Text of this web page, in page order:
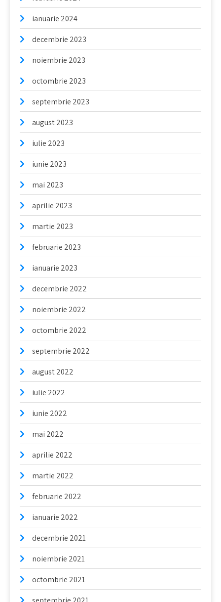
ianuarie 2024
decembrie 2023
noiembrie 2023
octombrie 2023
septembrie 2023
august 2023
iulie 2023
iunie 2023
mai 2023
aprilie 2023
martie 2023
februarie 2023
ianuarie 2023
decembrie 2022
noiembrie 2022
octombrie 2022
septembrie 2022
august 2022
iulie 2022
iunie 2022
mai 2022
aprilie 2022
martie 2022
februarie 2022
ianuarie 2022
decembrie 2021
noiembrie 2021
octombrie 2021